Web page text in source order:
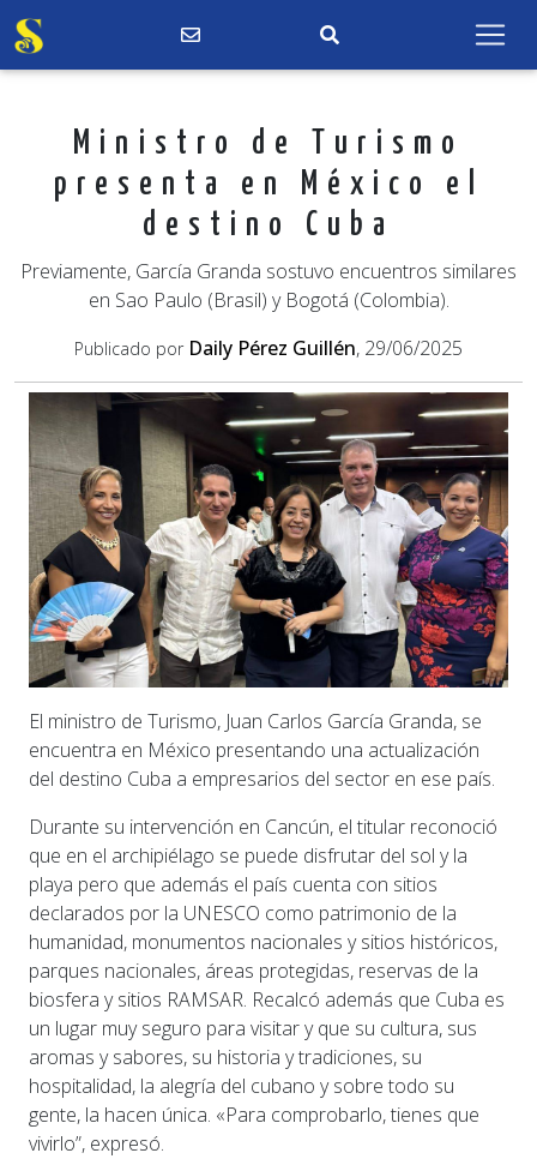
Ministro de Turismo
presenta en México el
destino Cuba
Previamente, García Granda sostuvo encuentros similares
en Sao Paulo (Brasil) y Bogotá (Colombia).
Publicado por Daily Pérez Guillén, 29/06/2025
El ministro de Turismo, Juan Carlos García Granda, se
encuentra en México presentando una actualización
del destino Cuba a empresarios del sector en ese país.
Durante su intervención en Cancún, el titular reconoció
que en el archipiélago se puede disfrutar del sol y la
playa pero que además el país cuenta con sitios
declarados por la UNESCO como patrimonio de la
humanidad, monumentos nacionales y sitios históricos,
parques nacionales, áreas protegidas, reservas de la
biosfera y sitios RAMSAR. Recalcó además que Cuba es
un lugar muy seguro para visitar y que su cultura, sus
aromas y sabores, su historia y tradiciones, su
hospitalidad, la alegría del cubano y sobre todo su
gente, la hacen única. «Para comprobarlo, tienes que
vivirlo”, expresó.